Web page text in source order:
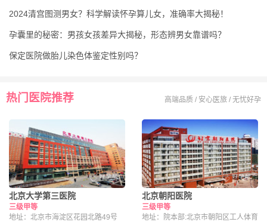
2024清宫图测男女？科学解读怀孕算儿女，准确率大揭秘！
孕囊里的秘密：男孩女孩差异大揭秘，形态辨男女靠谱吗？
保定医院做胎儿染色体鉴定性别吗？
热门医院推荐 高端品质 / 安心医旅 / 无忧好孕
北京大学第三医院
三级甲等
地址：北京市海淀区花园北路49号
北京朝阳医院
三级甲等
地址：院本部:北京市朝阳区工人体育